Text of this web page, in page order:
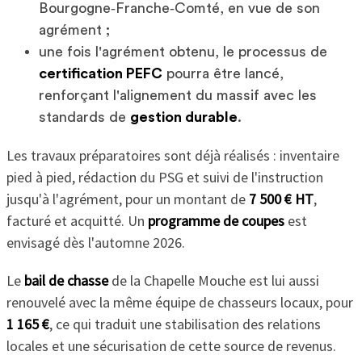
Bourgogne‑Franche‑Comté, en vue de son
agrément ;
une fois l'agrément obtenu, le processus de
certification PEFC pourra être lancé,
renforçant l'alignement du massif avec les
standards de gestion durable.
Les travaux préparatoires sont déjà réalisés : inventaire
pied à pied, rédaction du PSG et suivi de l'instruction
jusqu'à l'agrément, pour un montant de 7 500 € HT,
facturé et acquitté. Un programme de coupesest
envisagé dès l'automne 2026.
Le bail de chassede la Chapelle Mouche est lui aussi
renouvelé avec la même équipe de chasseurs locaux, pour
1 165 €, ce qui traduit une stabilisation des relations
locales et une sécurisation de cette source de revenus.